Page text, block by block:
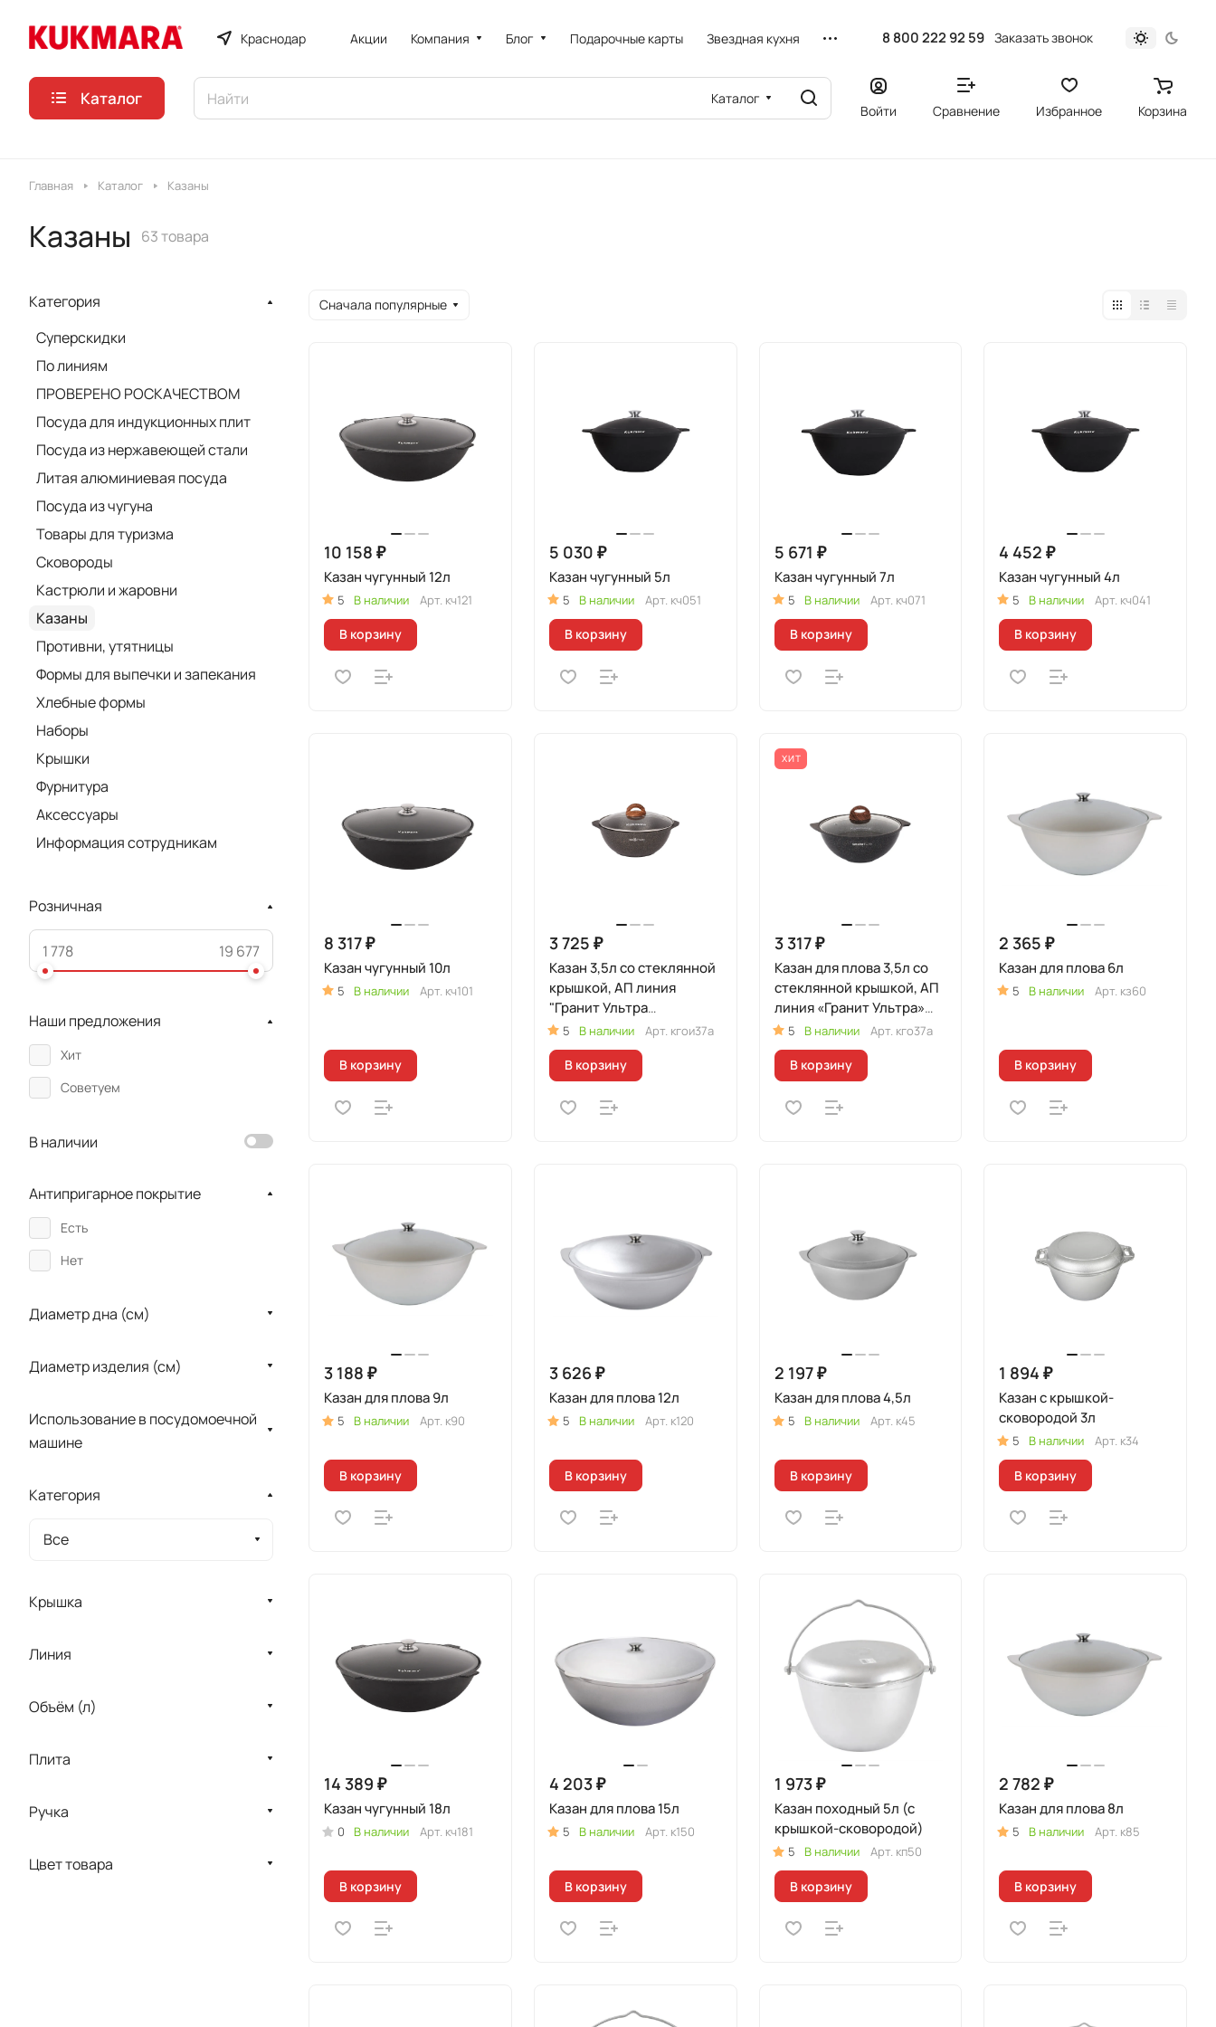
Краснодар Акции Компания Блог Подарочные карты Звездная кухня 8 800 222 92 59 Заказать звонок
Каталог Каталог
Войти Сравнение Избранное Корзина
Главная Каталог Казаны
Казаны 63 товара
Сначала популярные
10 158 ₽
Казан чугунный 12л
5 В наличии Арт. кч121
В корзину
5 030 ₽
Казан чугунный 5л
5 В наличии Арт. кч051
В корзину
5 671 ₽
Казан чугунный 7л
5 В наличии Арт. кч071
В корзину
4 452 ₽
Казан чугунный 4л
5 В наличии Арт. кч041
В корзину
8 317 ₽
Казан чугунный 10л
5 В наличии Арт. кч101
В корзину
3 725 ₽
Казан 3,5л со стеклянной
крышкой, АП линия
"Гранит Ультра
Индукционная"
(оригинальный)
5 В наличии Арт. кгои37а
В корзину
ХИТ
3 317 ₽
Казан для плова 3,5л со
стеклянной крышкой, АП
линия «Гранит Ультра»
(Оригинальный)
5 В наличии Арт. кго37а
В корзину
2 365 ₽
Казан для плова 6л
5 В наличии Арт. кз60
В корзину
3 188 ₽
Казан для плова 9л
5 В наличии Арт. к90
В корзину
3 626 ₽
Казан для плова 12л
5 В наличии Арт. к120
В корзину
2 197 ₽
Казан для плова 4,5л
5 В наличии Арт. к45
В корзину
1 894 ₽
Казан с крышкой-
сковородой 3л
5 В наличии Арт. к34
В корзину
14 389 ₽
Казан чугунный 18л
0 В наличии Арт. кч181
В корзину
4 203 ₽
Казан для плова 15л
5 В наличии Арт. к150
В корзину
1 973 ₽
Казан походный 5л (с
крышкой-сковородой)
5 В наличии Арт. кп50
В корзину
2 782 ₽
Казан для плова 8л
5 В наличии Арт. к85
В корзину
Категория
Суперскидки
По линиям
ПРОВЕРЕНО РОСКАЧЕСТВОМ
Посуда для индукционных плит
Посуда из нержавеющей стали
Литая алюминиевая посуда
Посуда из чугуна
Товары для туризма
Сковороды
Кастрюли и жаровни
Казаны
Противни, утятницы
Формы для выпечки и запекания
Хлебные формы
Наборы
Крышки
Фурнитура
Аксессуары
Информация сотрудникам
Розничная
Наши предложения
Хит
Советуем
В наличии
Антипригарное покрытие
Есть
Нет
Диаметр дна (см)
Диаметр изделия (см)
Использование в посудомоечной
машине
Категория
Все
Крышка
Линия
Объём (л)
Плита
Ручка
Цвет товара